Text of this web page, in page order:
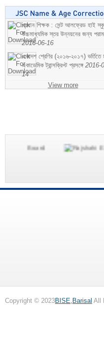
প্রধান শিক্ষক : সেন্ট আলফ্রেড হাই
উচ্চমাধ্যমিক স্তর উন্নয়নের জন্য
2016-06-16
একাদশ শ্রেণির (২০১৬-২০১৭) ভর্তিতে
একাডেমিক ট্রান্সক্রিপ্ট প্রসঙ্গে 2016-
14
View more
Copyright © 2023BISE,Barisal All